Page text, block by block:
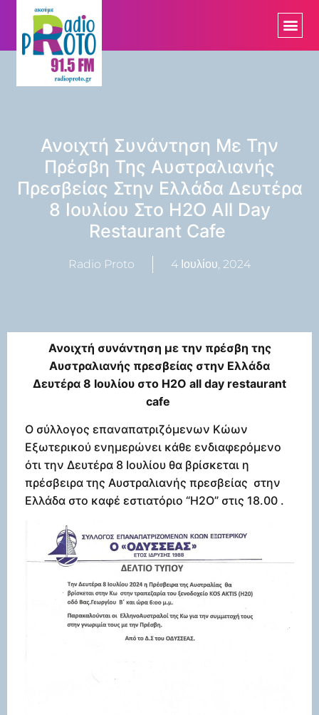
Ανοιχτή Συνάντηση Με Την
Πρέσβη Της Αυστραλιανής
Πρεσβείας Στην Ελλάδα Δευτέρα
8 Ιουλίου Στο H2O All Day
Restaurant Cafe
Radio Proto 4 Ιουλίου, 2024
Ανοιχτή συνάντηση με την πρέσβη της
Αυστραλιανής πρεσβείας στην Ελλάδα
Δευτέρα 8 Ιουλίου στο H2O all day restaurant
cafe
Ο σύλλογος επαναπατριζόμενων Κώων
Εξωτερικού ενημερώνει κάθε ενδιαφερόμενο
ότι την Δευτέρα 8 Ιουλίου θα βρίσκεται η
πρέσβειρα της Αυστραλιανής πρεσβείας στην
Ελλάδα στο καφέ εστιατόριο “H2O” στις 18.00 .